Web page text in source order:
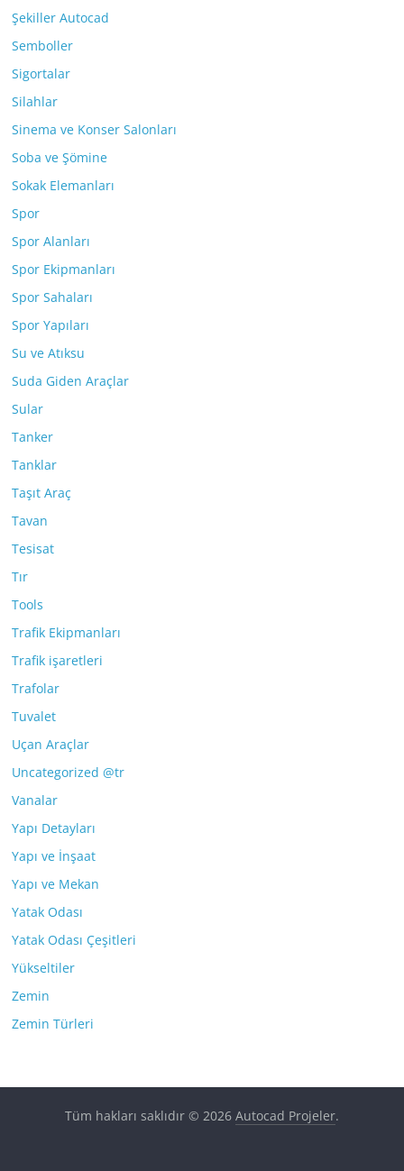
Şekiller Autocad
Semboller
Sigortalar
Silahlar
Sinema ve Konser Salonları
Soba ve Şömine
Sokak Elemanları
Spor
Spor Alanları
Spor Ekipmanları
Spor Sahaları
Spor Yapıları
Su ve Atıksu
Suda Giden Araçlar
Sular
Tanker
Tanklar
Taşıt Araç
Tavan
Tesisat
Tır
Tools
Trafik Ekipmanları
Trafik işaretleri
Trafolar
Tuvalet
Uçan Araçlar
Uncategorized @tr
Vanalar
Yapı Detayları
Yapı ve İnşaat
Yapı ve Mekan
Yatak Odası
Yatak Odası Çeşitleri
Yükseltiler
Zemin
Zemin Türleri
Tüm hakları saklıdır © 2026 Autocad Projeler.